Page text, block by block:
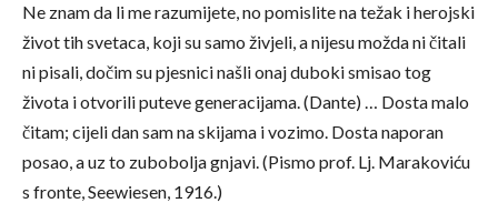
Ne znam da li me razumijete, no pomislite na težak i herojski
život tih svetaca, koji su samo živjeli, a nijesu možda ni čitali
ni pisali, dočim su pjesnici našli onaj duboki smisao tog
života i otvorili puteve generacijama. (Dante) … Dosta malo
čitam; cijeli dan sam na skijama i vozimo. Dosta naporan
posao, a uz to zubobolja gnjavi. (Pismo prof. Lj. Marakoviću
s fronte, Seewiesen, 1916.)